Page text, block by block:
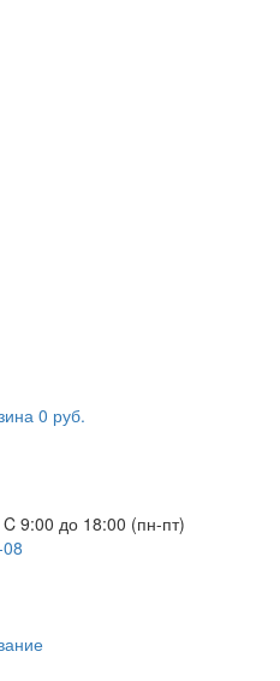
0 руб.
C 9:00 до 18:00 (пн-пт)